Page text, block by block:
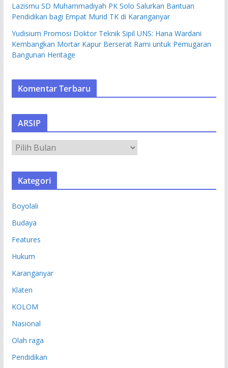
Lazismu SD Muhammadiyah PK Solo Salurkan Bantuan
Pendidikan bagi Empat Murid TK di Karanganyar
Yudisium Promosi Doktor Teknik Sipil UNS: Hana Wardani
Kembangkan Mortar Kapur Berserat Rami untuk Pemugaran
Bangunan Heritage
Komentar Terbaru
ARSIP
R
S
Kategori
Boyolali
Budaya
Features
Hukum
Karanganyar
Klaten
KOLOM
Nasional
Olah raga
Pendidikan